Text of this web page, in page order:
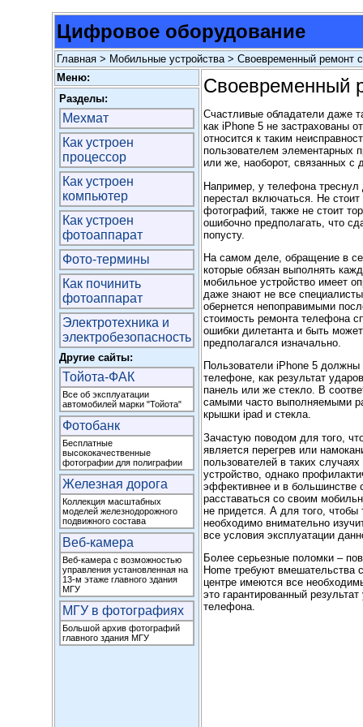
Цифровое оборудование
Главная > Мобильные устройства> Своевременный ремонт
Меню:
Своевременный
Счастливые обладатели даже
как iPhone 5 не застрахованы
относится к таким
пользователем элементарных
или же, наоборот, связанных с
Например, у телефона
перестал включаться. Не
фотографий, также не стоит
ошибочно предполагать, что
попусту.
На самом деле, обращение в
которые обязан выполнять
мобильное устройство имеет
даже знают не все
обернется непоправимыми
стоимость ремонта телефона
ошибки дилетанта и быть
предполагался изначально.
Пользователи iPhone 5
телефоне, как результат
панель или же стекло. В
самыми часто выполняемыми
крышки ipad и стекла.
Зачастую поводом для того,
является перегрев или
пользователей в таких
устройство, однако
эффективнее и в большинстве
расставаться со своим
не придется. А для того, чтобы
необходимо внимательно
все условия эксплуатации
Более серьезные поломки –
Home требуют вмешательства
центре имеются все
это гарантированный
телефона.
Разделы:
Мехмат
Как устроен
процессор
Как устроен
компьютер
Как устроен
фотоаппарат
Фото-термины
Как починить
фотоаппарат
Электротехника и
электробезопасность
Другие сайты:
Тойота-ФАК
Все об эксплуатации
автомобилей марки "Тойота"
Фотобанк
Бесплатные
высококачественные
фотографии для полиграфии
Железная дорога
Коллекция масштабных
моделей железнодорожного
подвижного состава
Веб-камера
Веб-камера с возможностью
управления установленная на
13-м этаже главного здания
МГУ
МГУ в фотографиях
Большой архив фотографий
главного здания МГУ